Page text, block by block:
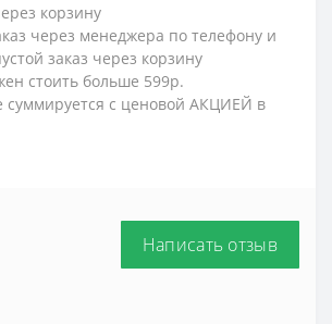
корзину
через менеджера по телефону и
заказ через корзину
стоить больше 599р.
суммируется с ценовой АКЦИЕЙ в
Написать отзыв